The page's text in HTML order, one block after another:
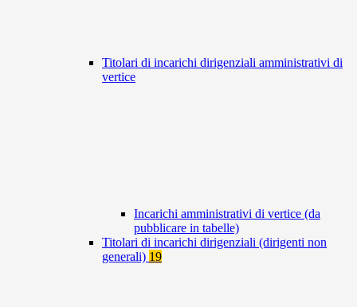
Titolari di incarichi dirigenziali amministrativi di
vertice
Incarichi amministrativi di vertice (da
pubblicare in tabelle)
Titolari di incarichi dirigenziali (dirigenti non
generali) 19